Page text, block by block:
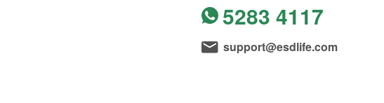
5283 4117
support@esdlife.com